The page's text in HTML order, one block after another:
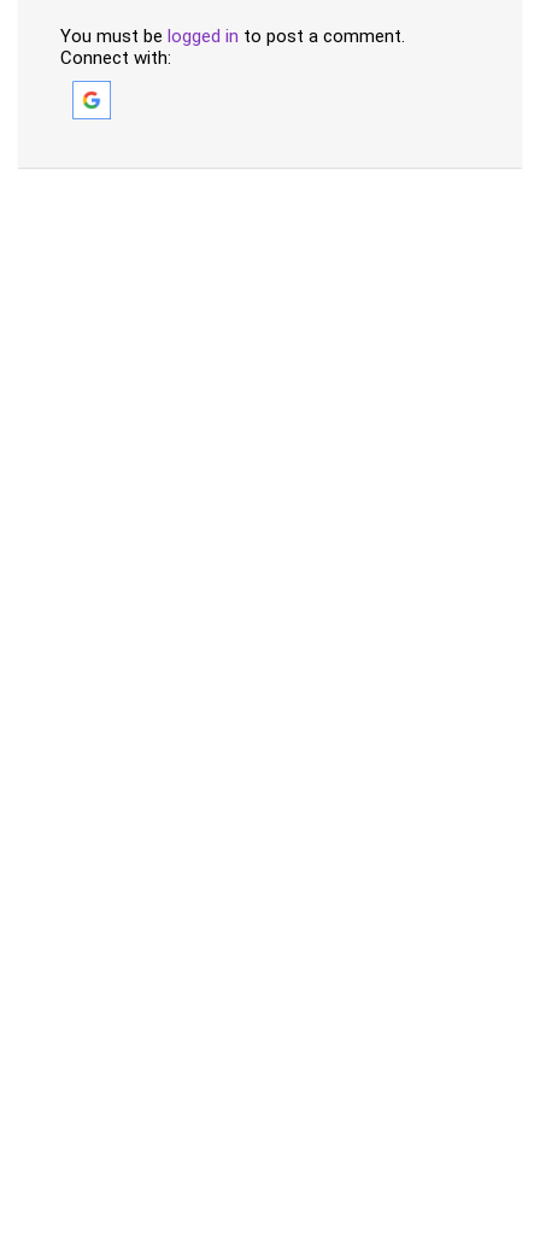
You must be logged in to post a comment.
Connect with: